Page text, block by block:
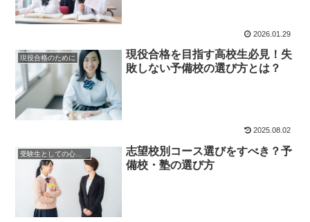
2026.01.29
現役合格のために
現役合格を目指す高校生必見！失
敗しない予備校の選び方とは？
2025.08.02
受験生としての心構え
志望校別コース選びをすべき？予
備校・塾の選び方